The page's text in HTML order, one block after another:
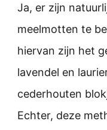
Ja, er zijn
meelmotten te
hiervan zijn het
lavendel en
cederhouten
Echter, deze